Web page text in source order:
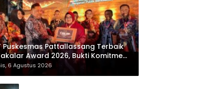
Puskesmas Pattallassang Terbaik
Award 2026, Bukti Komitmen
Pelayanan Kesehatan
6 Agustus 2026